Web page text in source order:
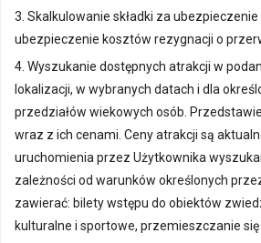
3. Skalkulowanie składki za
ubezpieczenie kosztów rezygnacji o
4. Wyszukanie dostępnych atrakcji w
lokalizacji, w wybranych datach i dla
przedziałów wiekowych osób.
wraz z ich cenami. Ceny atrakcji są
uruchomienia przez Użytkownika
zależności od warunków określonych
zawierać: bilety wstępu do obiektów
kulturalne i sportowe, przemieszczanie